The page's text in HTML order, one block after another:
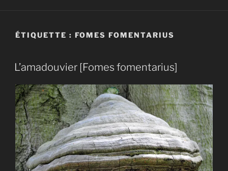
ÉTIQUETTE : FOMES FOMENTARIUS
L’amadouvier [Fomes fomentarius]